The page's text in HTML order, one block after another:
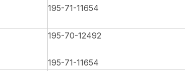
195-71-11654
195-70-12492
195-71-11654